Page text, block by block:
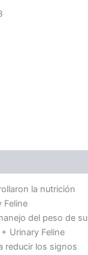
la nutrición
Feline
del peso de su
Urinary Feline
reducir los signos